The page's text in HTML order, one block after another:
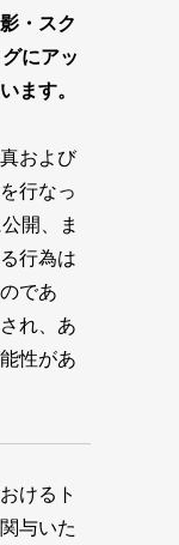
・スク
にアッ
ます。
および
行なっ
開、ま
行為は
であ
れ、あ
性があ
けるト
与いた